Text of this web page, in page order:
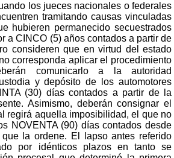
los jueces nacionales o federales
tramitando causas vinculadas
hubieren permanecido secuestrados
a CINCO (5) años contados a partir de
consideren que en virtud del estado
corresponda aplicar el procedimiento
comunicarlo a la autoridad
y depósito de los automotores
(30) días contados a partir de la
Asimismo, deberán consignar el
regirá aquella imposibilidad, el que no
NOVENTA (90) días contados desde
la ordene. El lapso antes referido
por idénticos plazos en tanto se